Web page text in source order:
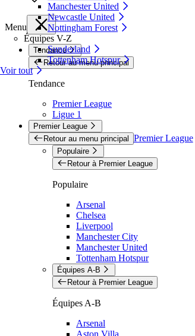
Manchester United
Newcastle United
Nottingham Forest
Équipes V-Z
Sunderland
Tottenham Hotspur
Voir tout
Menu
Tendance
Retour au menu principal
Tendance
Premier League
Ligue 1
Premier League
Retour au menu principal Premier League
Populaire
Retour à Premier League
Populaire
Arsenal
Chelsea
Liverpool
Manchester City
Manchester United
Tottenham Hotspur
Équipes A-B
Retour à Premier League
Équipes A-B
Arsenal
Aston Villa